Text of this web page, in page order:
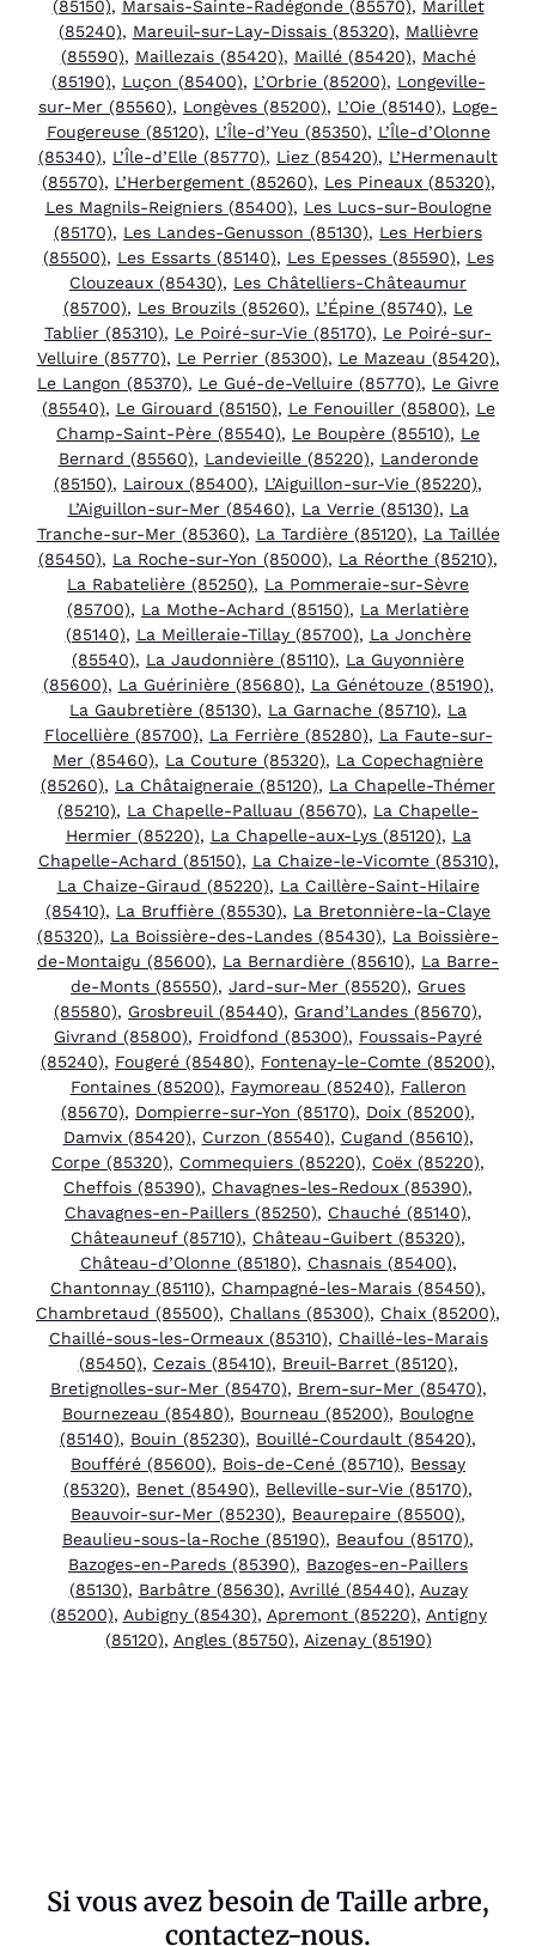
(85150), Marsais-Sainte-Radégonde (85570), Marillet
(85240), Mareuil-sur-Lay-Dissais (85320), Mallièvre
(85590), Maillezais (85420), Maillé (85420), Maché
(85190), Luçon (85400), L’Orbrie (85200), Longeville-
sur-Mer (85560), Longèves (85200), L’Oie (85140), Loge-
Fougereuse (85120), L’Île-d’Yeu (85350), L’Île-d’Olonne
(85340), L’Île-d’Elle (85770), Liez (85420), L’Hermenault
(85570), L’Herbergement (85260), Les Pineaux (85320),
Les Magnils-Reigniers (85400), Les Lucs-sur-Boulogne
(85170), Les Landes-Genusson (85130), Les Herbiers
(85500), Les Essarts (85140), Les Epesses (85590), Les
Clouzeaux (85430), Les Châtelliers-Châteaumur
(85700), Les Brouzils (85260), L’Épine (85740), Le
Tablier (85310), Le Poiré-sur-Vie (85170), Le Poiré-sur-
Velluire (85770), Le Perrier (85300), Le Mazeau (85420),
Le Langon (85370), Le Gué-de-Velluire (85770), Le Givre
(85540), Le Girouard (85150), Le Fenouiller (85800), Le
Champ-Saint-Père (85540), Le Boupère (85510), Le
Bernard (85560), Landevieille (85220), Landeronde
(85150), Lairoux (85400), L’Aiguillon-sur-Vie (85220),
L’Aiguillon-sur-Mer (85460), La Verrie (85130), La
Tranche-sur-Mer (85360), La Tardière (85120), La Taillée
(85450), La Roche-sur-Yon (85000), La Réorthe (85210),
La Rabatelière (85250), La Pommeraie-sur-Sèvre
(85700), La Mothe-Achard (85150), La Merlatière
(85140), La Meilleraie-Tillay (85700), La Jonchère
(85540), La Jaudonnière (85110), La Guyonnière
(85600), La Guérinière (85680), La Génétouze (85190),
La Gaubretière (85130), La Garnache (85710), La
Flocellière (85700), La Ferrière (85280), La Faute-sur-
Mer (85460), La Couture (85320), La Copechagnière
(85260), La Châtaigneraie (85120), La Chapelle-Thémer
(85210), La Chapelle-Palluau (85670), La Chapelle-
Hermier (85220), La Chapelle-aux-Lys (85120), La
Chapelle-Achard (85150), La Chaize-le-Vicomte (85310),
La Chaize-Giraud (85220), La Caillère-Saint-Hilaire
(85410), La Bruffière (85530), La Bretonnière-la-Claye
(85320), La Boissière-des-Landes (85430), La Boissière-
de-Montaigu (85600), La Bernardière (85610), La Barre-
de-Monts (85550), Jard-sur-Mer (85520), Grues
(85580), Grosbreuil (85440), Grand’Landes (85670),
Givrand (85800), Froidfond (85300), Foussais-Payré
(85240), Fougeré (85480), Fontenay-le-Comte (85200),
Fontaines (85200), Faymoreau (85240), Falleron
(85670), Dompierre-sur-Yon (85170), Doix (85200),
Damvix (85420), Curzon (85540), Cugand (85610),
Corpe (85320), Commequiers (85220), Coëx (85220),
Cheffois (85390), Chavagnes-les-Redoux (85390),
Chavagnes-en-Paillers (85250), Chauché (85140),
Châteauneuf (85710), Château-Guibert (85320),
Château-d’Olonne (85180), Chasnais (85400),
Chantonnay (85110), Champagné-les-Marais (85450),
Chambretaud (85500), Challans (85300), Chaix (85200),
Chaillé-sous-les-Ormeaux (85310), Chaillé-les-Marais
(85450), Cezais (85410), Breuil-Barret (85120),
Bretignolles-sur-Mer (85470), Brem-sur-Mer (85470),
Bournezeau (85480), Bourneau (85200), Boulogne
(85140), Bouin (85230), Bouillé-Courdault (85420),
Boufféré (85600), Bois-de-Cené (85710), Bessay
(85320), Benet (85490), Belleville-sur-Vie (85170),
Beauvoir-sur-Mer (85230), Beaurepaire (85500),
Beaulieu-sous-la-Roche (85190), Beaufou (85170),
Bazoges-en-Pareds (85390), Bazoges-en-Paillers
(85130), Barbâtre (85630), Avrillé (85440), Auzay
(85200), Aubigny (85430), Apremont (85220), Antigny
(85120), Angles (85750), Aizenay (85190)
Si vous avez besoin de Taille arbre,
contactez-nous.